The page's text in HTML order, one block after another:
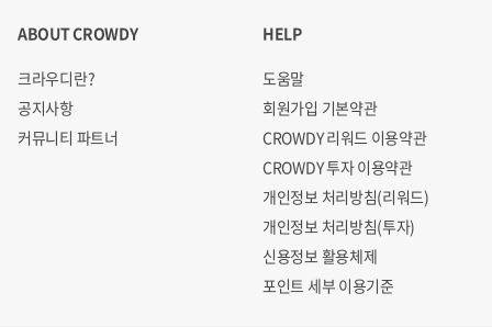
ABOUT CROWDY
크라우디란?
공지사항
커뮤니티 파트너
HELP
도움말
회원가입 기본약관
CROWDY 리워드 이용약관
CROWDY 투자 이용약관
개인정보 처리방침(리워드)
개인정보 처리방침(투자)
신용정보 활용체제
포인트 세부 이용기준